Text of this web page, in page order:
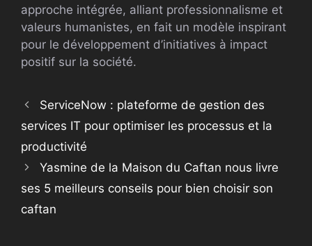
approche intégrée, alliant professionnalisme et
valeurs humanistes, en fait un modèle inspirant
pour le développement d’initiatives à impact
positif sur la société.
ServiceNow : plateforme de gestion des
services IT pour optimiser les processus et la
productivité
Yasmine de la Maison du Caftan nous livre
ses 5 meilleurs conseils pour bien choisir son
caftan